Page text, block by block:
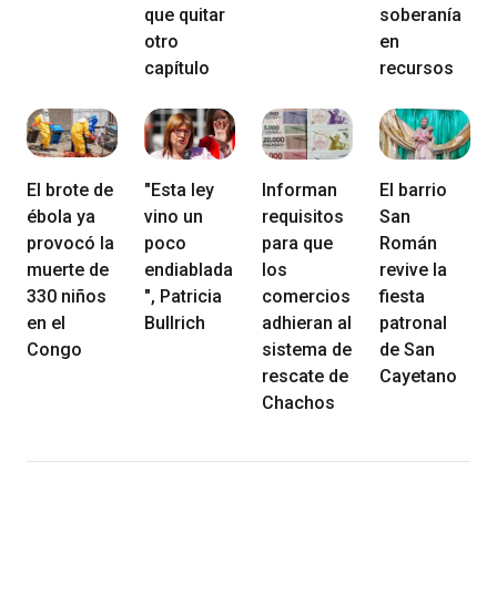
que quitar
otro
capítulo
soberanía
en
recursos
El brote de
ébola ya
provocó la
muerte de
330 niños
en el
Congo
"Esta ley
vino un
poco
endiablada
", Patricia
Bullrich
Informan
requisitos
para que
los
comercios
adhieran al
sistema de
rescate de
Chachos
El barrio
San
Román
revive la
fiesta
patronal
de San
Cayetano